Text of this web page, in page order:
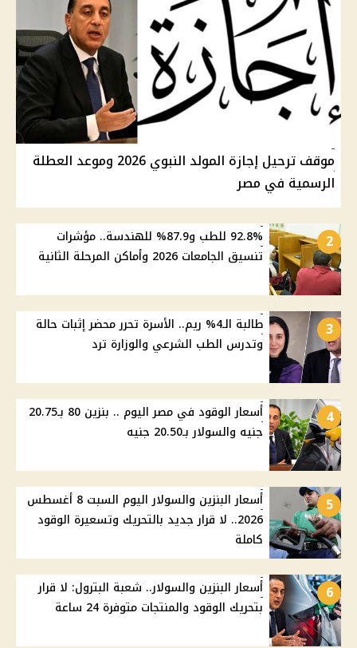
موقف ترحيل إجازة المولد النبوي 2026 وموعد العطلة
الرسمية في مصر
2
92.8% للطب و87.9% للهندسة.. مؤشرات
تنسيق الجامعات 2026 وأماكن المرحلة الثانية
3
طالبة الـ4% ريم.. الأسرة تحرر محضر إثبات حالة
وتدرس الطب الشرعي والوزارة ترد
4
أسعار الوقود في مصر اليوم .. بنزين 80 بـ20.75
جنيه والسولار بـ20.50 جنيه
5
أسعار البنزين والسولار اليوم السبت 8 أغسطس
2026.. لا قرار جديد بالتحريك وتسعيرة الوقود
كاملة
6
أسعار البنزين والسولار.. شعبة البترول: لا قرار
بتحريك الوقود والمنتجات متوفرة 24 ساعة